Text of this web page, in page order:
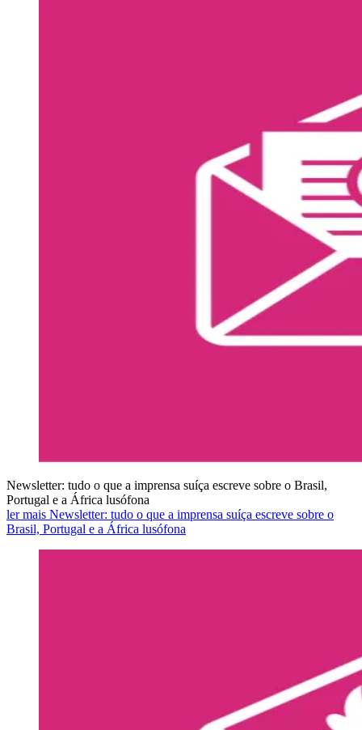
Newsletter: tudo o que a imprensa suíça escreve sobre o Brasil,
Portugal e a África lusófona
ler mais Newsletter: tudo o que a imprensa suíça escreve sobre o
Brasil, Portugal e a África lusófona